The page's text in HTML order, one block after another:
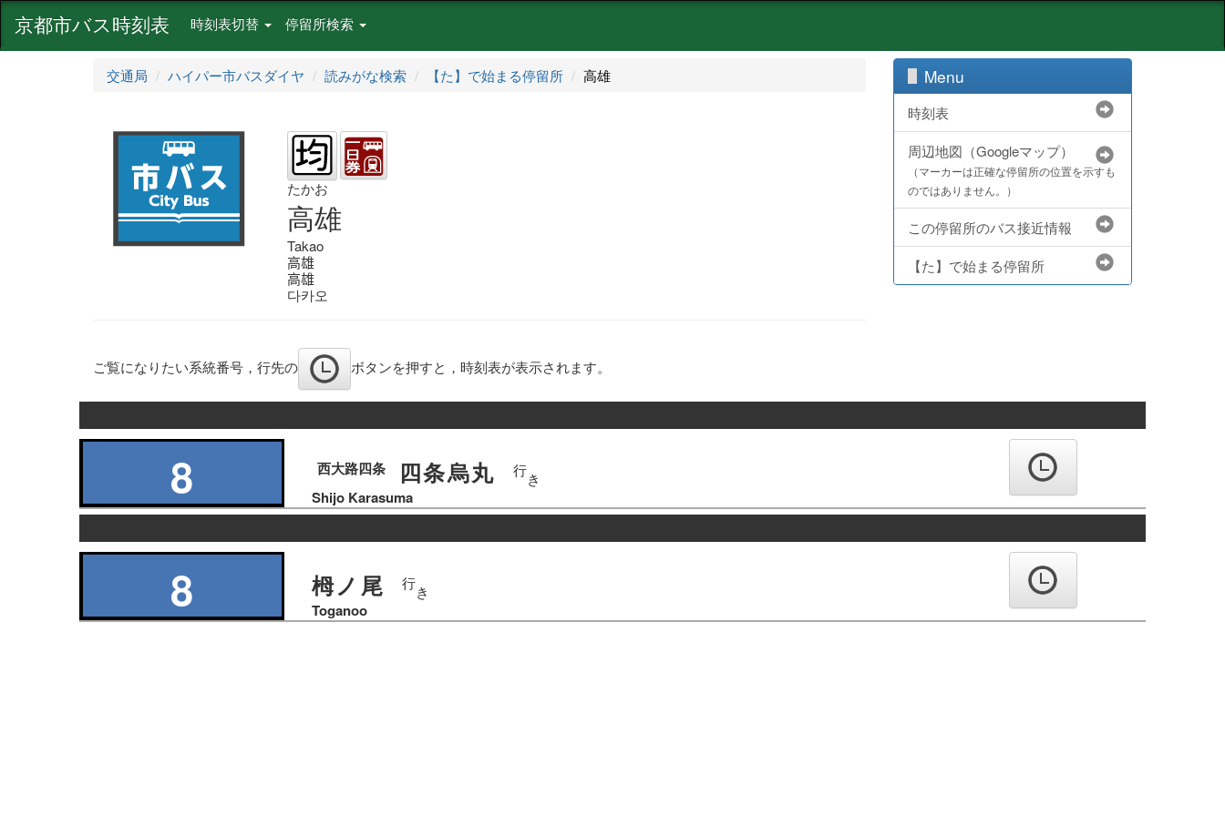
京都市バス時刻表 時刻表切替 停留所検索
交通局 ハイパー市バスダイヤ 読みがな検索 【た】で始まる停留所 高雄
たかお
高雄
Takao
高雄
高雄
다카오
ご覧になりたい系統番号，行先の ボタンを押すと，時刻表が表示されます。
Menu
時刻表
周辺地図（Googleマップ）
（マーカーは正確な停留所の位置を示すも
のではありません。）
この停留所のバス接近情報
【た】で始まる停留所
の
8 西大路四条 四条烏丸 行き
Shijo Karasuma
の
8 栂ノ尾 行き
Toganoo